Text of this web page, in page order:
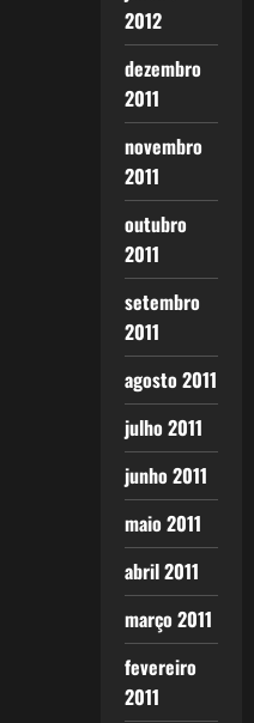
2012
dezembro
2011
novembro
2011
outubro
2011
setembro
2011
agosto 2011
julho 2011
junho 2011
maio 2011
abril 2011
março 2011
fevereiro
2011